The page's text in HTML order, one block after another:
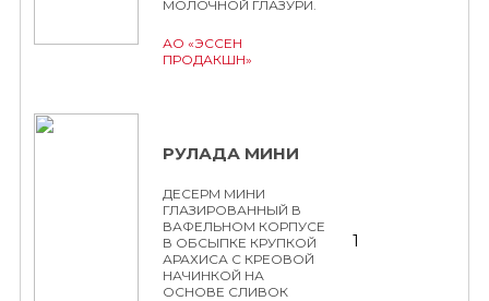
МОЛОЧНОЙ ГЛАЗУРИ.
АО «ЭССЕН
ПРОДАКШН»
РУЛАДА МИНИ
ДЕСЕРМ МИНИ
ГЛАЗИРОВАННЫЙ В
ВАФЕЛЬНОМ КОРПУСЕ
В ОБСЫПКЕ КРУПКОЙ
АРАХИСА С КРЕОВОЙ
НАЧИНКОЙ НА
ОСНОВЕ СЛИВОК
1